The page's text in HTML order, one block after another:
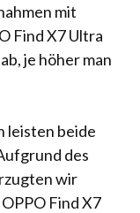
mit
Find X7 Ultra
je höher man
leisten beide
des
wir
Find X7